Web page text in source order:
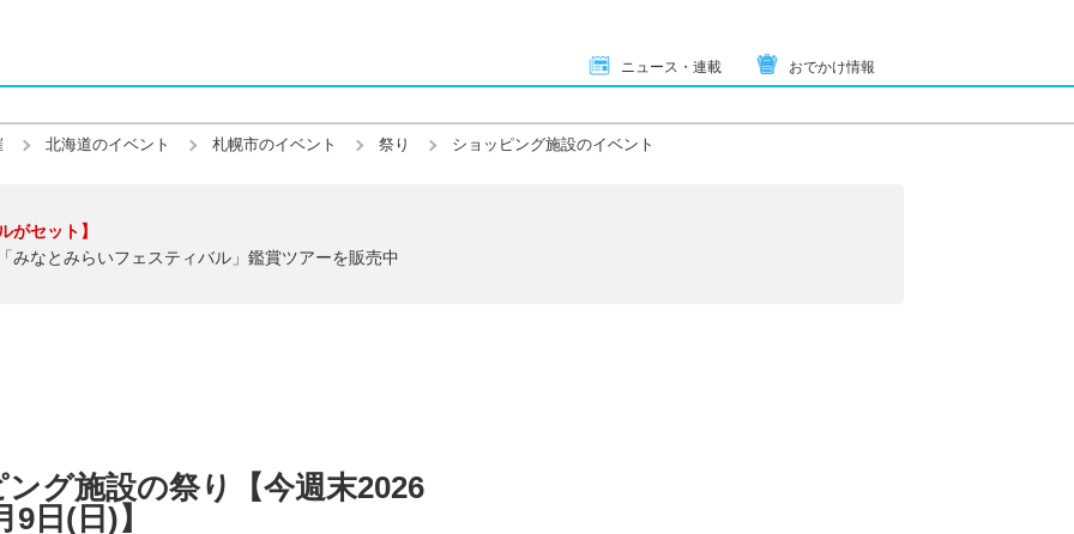
ニュース・連載 おでかけ情報
北海道のイベント 札幌市のイベント 祭り ショッピング施設のイベント
がセット】
みなとみらいフェスティバル」鑑賞ツアーを販売中
グ施設の祭り【今週末2026
日(日)】